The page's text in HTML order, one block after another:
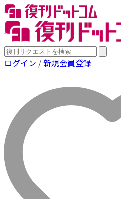
ログイン /新規会員登録